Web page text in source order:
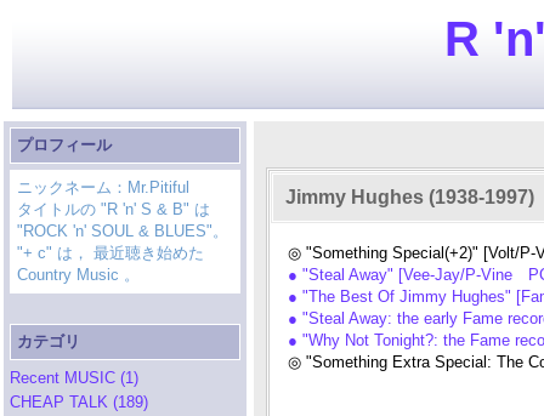
R
プロフィール
ニックネーム：Mr.Pitiful
タイトルの "R 'n' S & B" は
"ROCK 'n' SOUL & BLUES"。
"+ c" は， 最近聴き始めた
Country Music 。
カテゴリ
Recent MUSIC (1)
CHEAP TALK (189)
Jimmy Hughes (1938-1997)
◎ "Something Special(+2)" [Volt/
● "Steal Away" [Vee-Jay/P-Vine
● "The Best Of Jimmy Hughes"
● "Steal Away: the early Fame
● "Why Not Tonight?: the Fame
◎ "Something Extra Special: The